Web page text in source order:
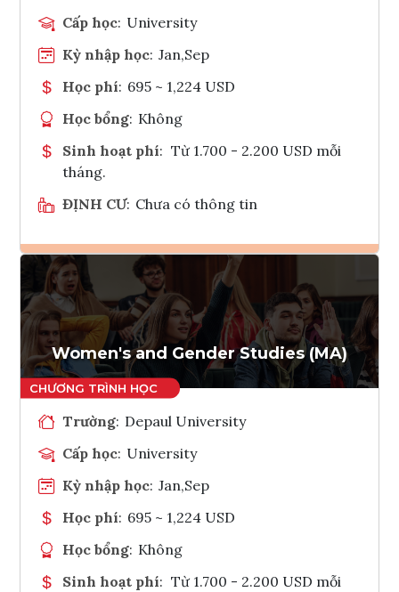
Cấp học: University
Kỳ nhập học: Jan,Sep
Học phí: 695 ~ 1,224 USD
Học bổng: Không
Sinh hoạt phí: Từ 1.700 - 2.200 USD mỗi
tháng.
ĐỊNH CƯ: Chưa có thông tin
Ghi danh
Tham vấn Interlink
Women's and Gender Studies (MA)
Trường: Depaul University
Cấp học: University
Kỳ nhập học: Jan,Sep
Học phí: 695 ~ 1,224 USD
Học bổng: Không
Sinh hoạt phí: Từ 1.700 - 2.200 USD mỗi